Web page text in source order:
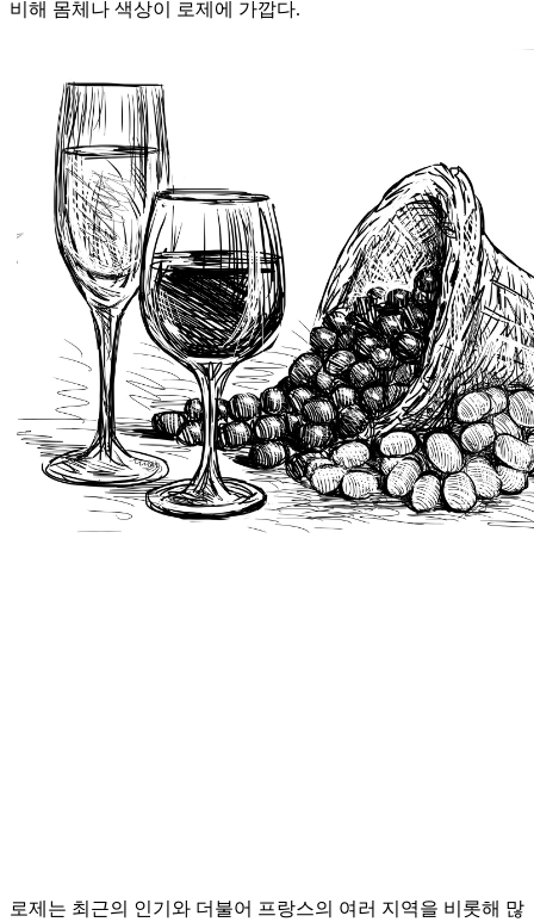
비해 몸체나 색상이 로제에 가깝다.
로제는 최근의 인기와 더불어 프랑스의 여러 지역을 비롯해 많